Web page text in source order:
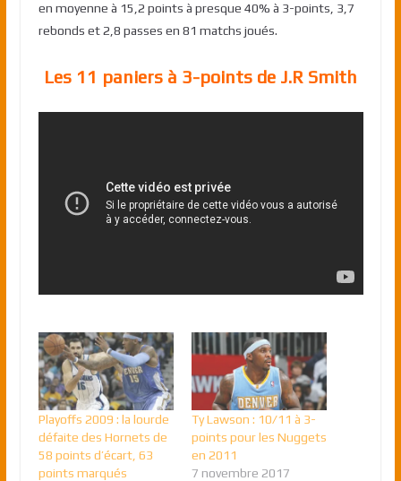
en moyenne à 15,2 points à presque 40% à 3-points, 3,7
rebonds et 2,8 passes en 81 matchs joués.
Les 11 paniers à 3-points de J.R Smith
Playoffs 2009 : la lourde
défaite des Hornets de
58 points d’écart, 63
points marqués
Ty Lawson : 10/11 à 3-
points pour les Nuggets
en 2011
7 novembre 2017